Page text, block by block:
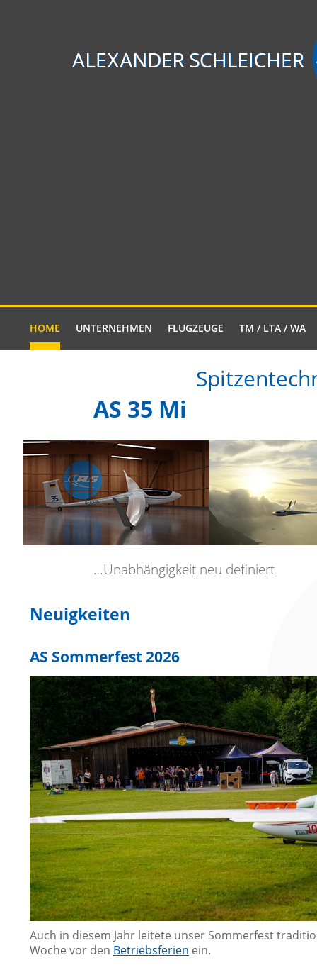
HOME UNTERNEHMEN FLUGZEUGE TM / LTA / WA
AS 35 Mi
…Unabhängigkeit neu definiert
Neuigkeiten
AS Sommerfest 2026
Auch in diesem Jahr leitete unser Sommerfest
Woche vor den Betriebsferien ein.